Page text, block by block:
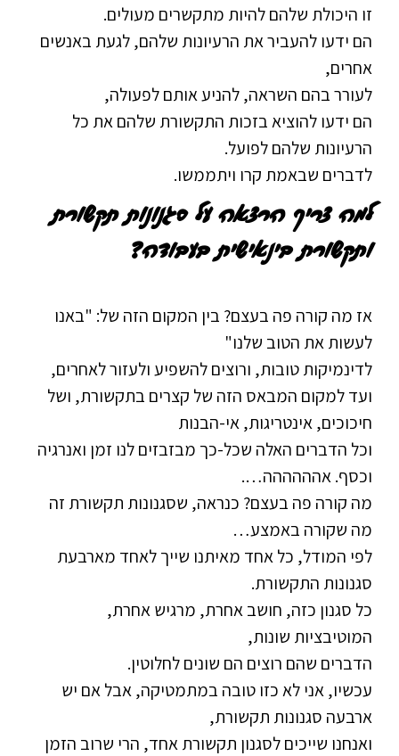
זו היכולת שלהם להיות מתקשרים מעולים.
הם ידעו להעביר את הרעיונות שלהם, לגעת באנשים
אחרים,
לעורר בהם השראה, להניע אותם לפעולה,
הם ידעו להוציא בזכות התקשורת שלהם את כל
הרעיונות שלהם לפועל.
לדברים שבאמת קרו ויתממשו.
למה צריך הרצאה על סגנונות תקשורת
ותקשורת בינאישית בעבודה?
אז מה קורה פה בעצם? בין המקום הזה של: "באנו
לעשות את הטוב שלנו"
לדינמיקות טובות, ורוצים להשפיע ולעזור לאחרים,
ועד למקום המבאס הזה של קצרים בתקשורת, ושל
חיכוכים, אינטריגות, אי-הבנות
וכל הדברים האלה שכל-כך מבזבזים לנו זמן ואנרגיה
וכסף. אהההההה….
מה קורה פה בעצם? כנראה, שסגנונות תקשורת זה
מה שקורה באמצע…
לפי המודל, כל אחד מאיתנו שייך לאחד מארבעת
סגנונות התקשורת.
כל סגנון כזה, חושב אחרת, מרגיש אחרת,
המוטיבציות שונות,
הדברים שהם רוצים הם שונים לחלוטין.
עכשיו, אני לא כזו טובה במתמטיקה, אבל אם יש
ארבעה סגנונות תקשורת,
ואנחנו שייכים לסגנון תקשורת אחד, הרי שרוב הזמן